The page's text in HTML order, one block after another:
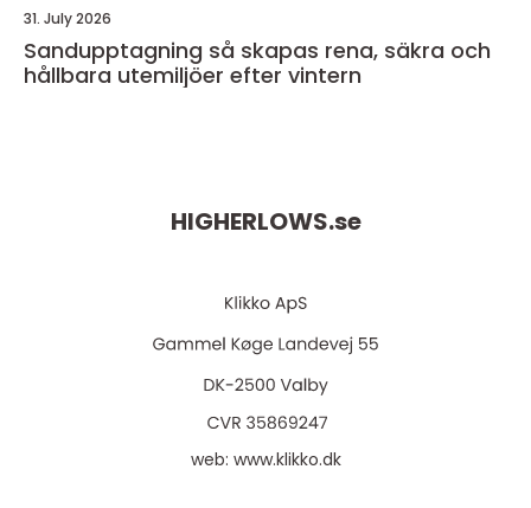
31. July 2026
Sandupptagning så skapas rena, säkra och
hållbara utemiljöer efter vintern
HIGHERLOWS.se
web: www.klikko.dk